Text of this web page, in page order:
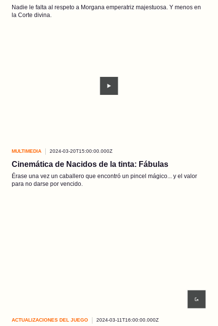
Nadie le falta al respeto a Morgana emperatriz majestuosa. Y menos en
la Corte divina.
MULTIMEDIA 2024-03-20T15:00:00.000Z
Cinemática de Nacidos de la tinta: Fábulas
Érase una vez un caballero que encontró un pincel mágico... y el valor
para no darse por vencido.
ACTUALIZACIONES DEL JUEGO 2024-03-11T16:00:00.000Z